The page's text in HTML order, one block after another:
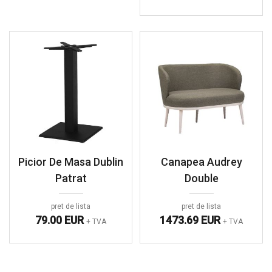
Picior De Masa Dublin
Patrat
pret de lista
79.00 EUR + TVA
Canapea Audrey
Double
pret de lista
1473.69 EUR + TVA